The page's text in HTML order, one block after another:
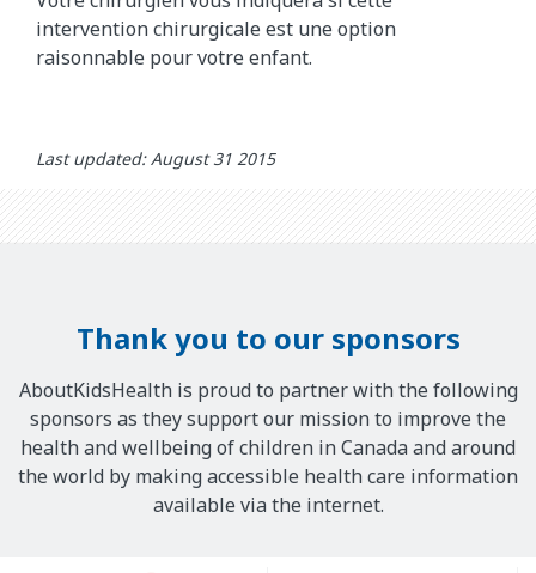
intervention chirurgicale est une option
raisonnable pour votre enfant.
Last updated: August 31 2015
Thank you to our sponsors
AboutKidsHealth is proud to partner with the following
sponsors as they support our mission to improve the
health and wellbeing of children in Canada and around
the world by making accessible health care information
available via the internet.